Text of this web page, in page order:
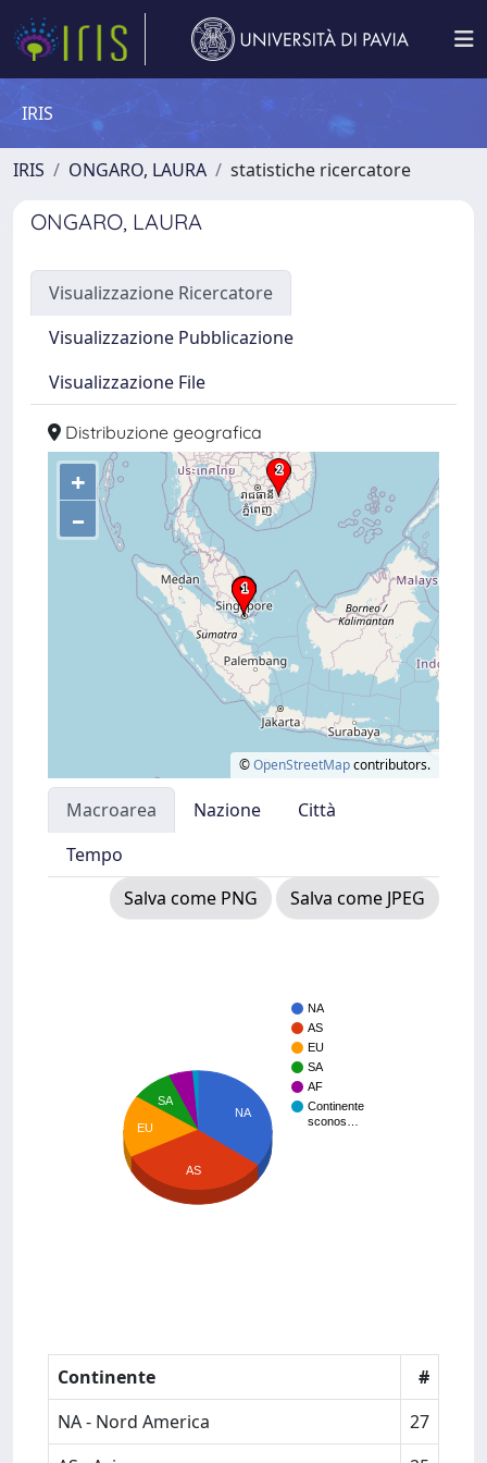
IRIS
IRIS ONGARO, LAURA statistiche ricercatore
ONGARO, LAURA
Visualizzazione Ricercatore
Visualizzazione Pubblicazione
Visualizzazione File
Distribuzione geografica
+
–
©OpenStreetMapcontributors.
Macroarea Nazione
Città
Tempo
Salva come PNG
Salva come JPEG
NA
AS
EU
SA
AF
Continente
sconos…
NA
SA
EU
AS
Continente
#
NA - Nord America
27